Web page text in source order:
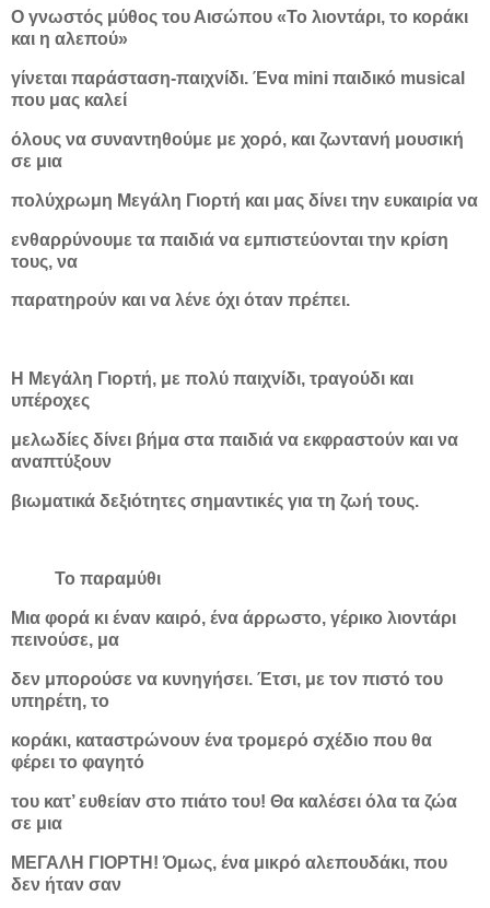
Ο γνωστός μύθος του Αισώπου «Το λιοντάρι, το κοράκι
και η αλεπού»
γίνεται παράσταση-παιχνίδι. Ένα mini παιδικό musical
που μας καλεί
όλους να συναντηθούμε με χορό, και ζωντανή μουσική
σε μια
πολύχρωμη Μεγάλη Γιορτή και μας δίνει την ευκαιρία να
ενθαρρύνουμε τα παιδιά να εμπιστεύονται την κρίση
τους, να
παρατηρούν και να λένε όχι όταν πρέπει.
Η Μεγάλη Γιορτή, με πολύ παιχνίδι, τραγούδι και
υπέροχες
μελωδίες δίνει βήμα στα παιδιά να εκφραστούν και να
αναπτύξουν
βιωματικά δεξιότητες σημαντικές για τη ζωή τους.
Το παραμύθι
Μια φορά κι έναν καιρό, ένα άρρωστο, γέρικο λιοντάρι
πεινούσε, μα
δεν μπορούσε να κυνηγήσει. Έτσι, με τον πιστό του
υπηρέτη, το
κοράκι, καταστρώνουν ένα τρομερό σχέδιο που θα
φέρει το φαγητό
του κατ’ ευθείαν στο πιάτο του! Θα καλέσει όλα τα ζώα
σε μια
ΜΕΓΑΛΗ ΓΙΟΡΤΗ! Όμως, ένα μικρό αλεπουδάκι, που
δεν ήταν σαν